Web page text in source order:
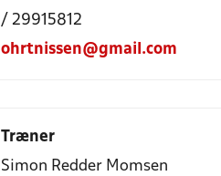
/ 29915812
ohrtnissen@gmail.com
Træner
Simon Redder Momsen